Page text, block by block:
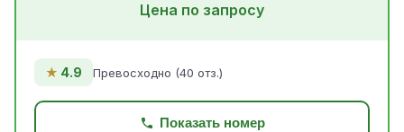
Цена по запросу
★ 4.9 Превосходно (40 отз.)
Показать номер